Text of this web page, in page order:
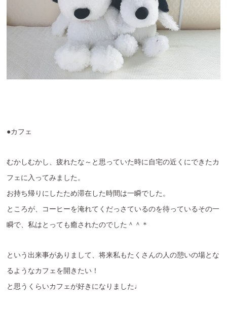
●カフェ
むかしむかし、疲れたな～と思っていた時に自宅の近くにできたカ
フェに入ってみました。
お持ち帰りにしたため滞在した時間は一瞬でした。
ところが、コーヒーを淹れてくだっさているのを待っているその一
瞬で、私はとっても癒されたのでした＾＾＊
という出来事がありまして、将来私もたくさんの人の憩いの場とな
るようなカフェを開きたい！
と思うくらいカフェが好きになりました♩